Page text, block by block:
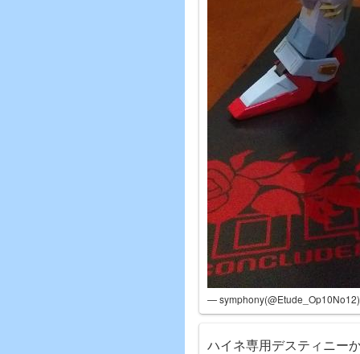
— symphony(@Etude_Op10No12)
ハイネ専用デスティニー